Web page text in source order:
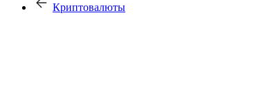
Криптовалюты